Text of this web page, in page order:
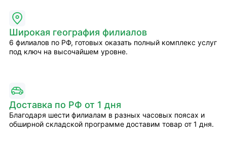
Широкая география филиалов
6 филиалов по РФ, готовых оказать полный комплекс услуг
под ключ на высочайшем уровне.
Доставка по РФ от 1 дня
Благодаря шести филиалам в разных часовых поясах и
обширной складской программе доставим товар от 1 дня.